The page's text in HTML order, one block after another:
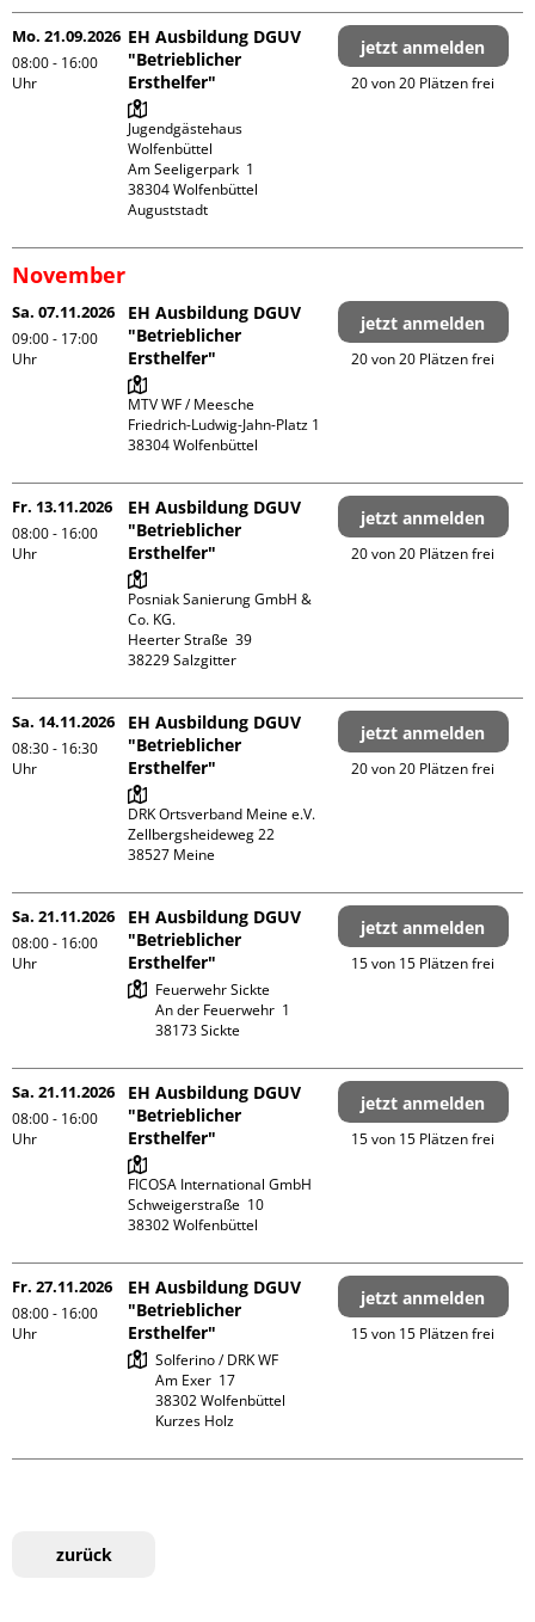
Mo. 21.09.2026
08:00 - 16:00
Uhr
EH Ausbildung DGUV
"Betrieblicher
Ersthelfer"
Jugendgästehaus
Wolfenbüttel
Am Seeligerpark  1
38304 Wolfenbüttel
Auguststadt
jetzt anmelden
20 von 20 Plätzen frei
November
Sa. 07.11.2026
09:00 - 17:00
Uhr
EH Ausbildung DGUV
"Betrieblicher
Ersthelfer"
MTV WF / Meesche
Friedrich-Ludwig-Jahn-Platz 1
jetzt anmelden
20 von 20 Plätzen frei
Fr. 13.11.2026
08:00 - 16:00
Uhr
EH Ausbildung DGUV
"Betrieblicher
Ersthelfer"
Posniak Sanierung GmbH &
Co. KG.
Heerter Straße  39
jetzt anmelden
20 von 20 Plätzen frei
Sa. 14.11.2026
08:30 - 16:30
Uhr
EH Ausbildung DGUV
"Betrieblicher
Ersthelfer"
DRK Ortsverband Meine e.V.
Zellbergsheideweg 22
jetzt anmelden
20 von 20 Plätzen frei
Sa. 21.11.2026
08:00 - 16:00
Uhr
EH Ausbildung DGUV
"Betrieblicher
Ersthelfer"
Feuerwehr Sickte
An der Feuerwehr  1
jetzt anmelden
15 von 15 Plätzen frei
Sa. 21.11.2026
08:00 - 16:00
Uhr
EH Ausbildung DGUV
"Betrieblicher
Ersthelfer"
FICOSA International GmbH
Schweigerstraße  10
jetzt anmelden
15 von 15 Plätzen frei
Fr. 27.11.2026
08:00 - 16:00
Uhr
EH Ausbildung DGUV
"Betrieblicher
Ersthelfer"
Solferino / DRK WF
Am Exer  17
38302 Wolfenbüttel
Kurzes Holz
jetzt anmelden
15 von 15 Plätzen frei
zurück